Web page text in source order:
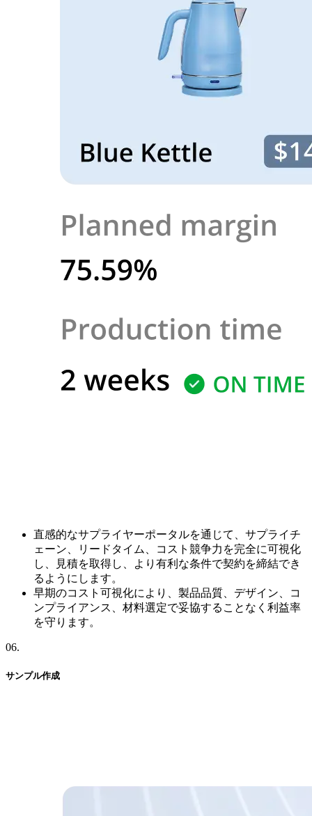
直感的なサプライヤーポータルを通じて、サプライチ
ェーン、リードタイム、コスト競争力を完全に可視化
し、見積を取得し、より有利な条件で契約を締結でき
るようにします。
早期のコスト可視化により、製品品質、デザイン、コ
ンプライアンス、材料選定で妥協することなく利益率
を守ります。
06.
サンプル作成